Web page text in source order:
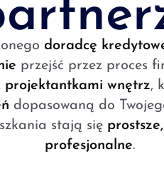
doradcę
przejść przez proces
projektantkami wnętrz,
dopasowaną do
stają się
profesjonalne.